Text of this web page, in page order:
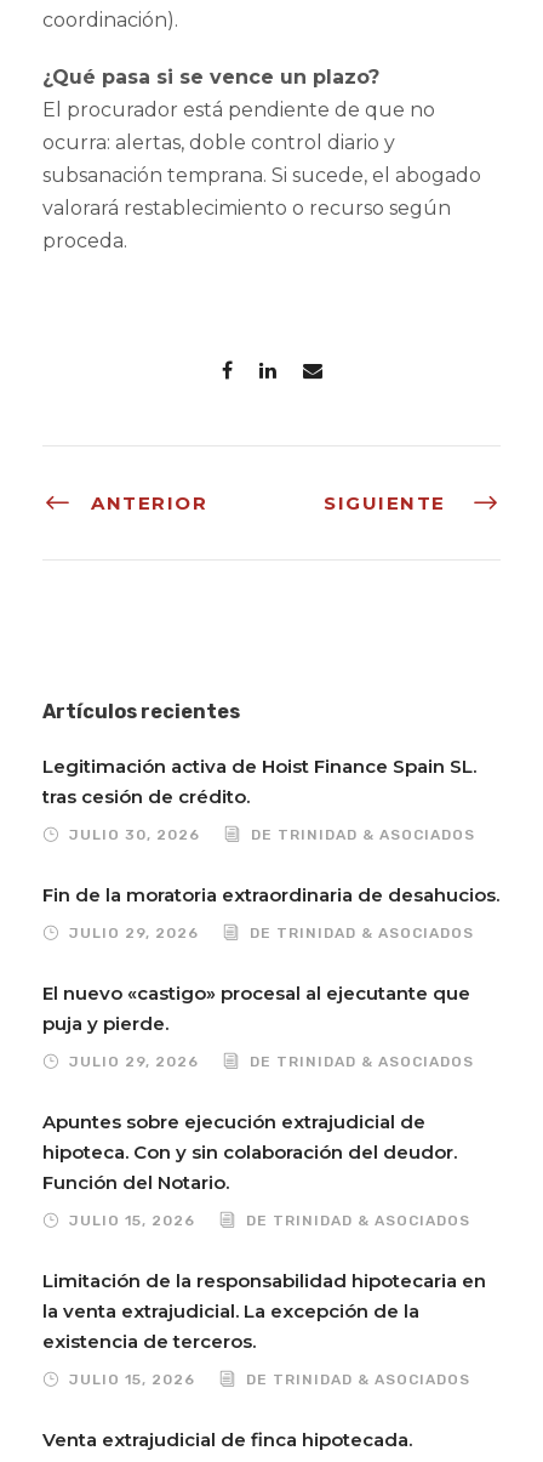
coordinación).
¿Qué pasa si se vence un plazo?
El procurador está pendiente de que no
ocurra: alertas, doble control diario y
subsanación temprana. Si sucede, el abogado
valorará restablecimiento o recurso según
proceda.
ANTERIOR SIGUIENTE
Artículos recientes
Legitimación activa de Hoist Finance Spain SL.
tras cesión de crédito.
JULIO 30, 2026 DE TRINIDAD & ASOCIADOS
Fin de la moratoria extraordinaria de desahucios.
JULIO 29, 2026 DE TRINIDAD & ASOCIADOS
El nuevo «castigo» procesal al ejecutante que
puja y pierde.
JULIO 29, 2026 DE TRINIDAD & ASOCIADOS
Apuntes sobre ejecución extrajudicial de
hipoteca. Con y sin colaboración del deudor.
Función del Notario.
JULIO 15, 2026 DE TRINIDAD & ASOCIADOS
Limitación de la responsabilidad hipotecaria en
la venta extrajudicial. La excepción de la
existencia de terceros.
JULIO 15, 2026 DE TRINIDAD & ASOCIADOS
Venta extrajudicial de finca hipotecada.